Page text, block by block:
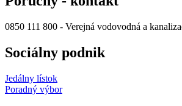
0850 111 800 - Verejná vodovodná a
Sociálny podnik
Jedálny lístok
Poradný výbor